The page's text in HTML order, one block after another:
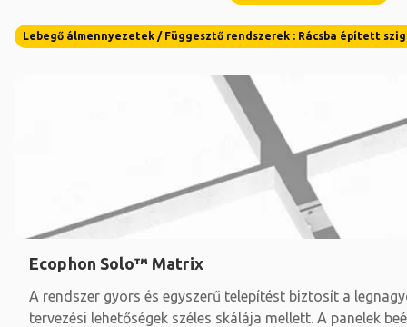
Lebegő álmennyezetek / Függesztő rendszerek : Rácsba
Ecophon Solo™ Matrix
A rendszer gyors és egyszerű telepítést biztosít a
tervezési lehetőségek széles skálája mellett. A panelek